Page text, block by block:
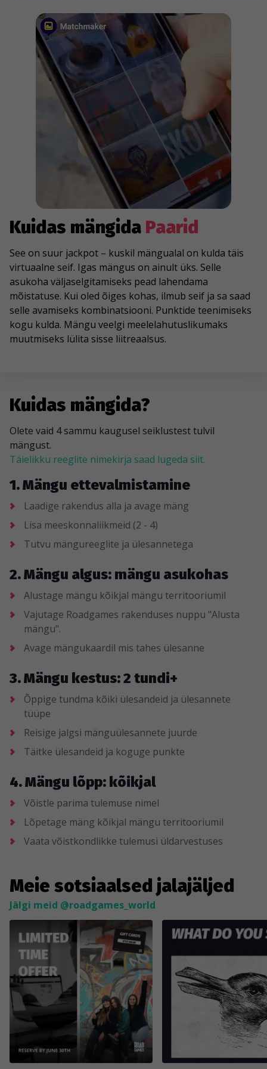
Kuidas mängida Paarid
See on suur jackpot – kuskil mängualal on kulda täis
virtuaalne seif. Igas mängus on ainult üks. Selle
asukoha väljaselgitamiseks pead lahendama
mõistatuse. Kui oled õiges kohas, ilmub seif ja sa saad
selle avamiseks kombinatsiooni. Punktide teenimiseks
kogu kulda. Mängu veelgi meelelahutuslikumaks
muutmiseks lülita sisse liitreaalsus.
Kuidas mängida?
Olete vaid 4 sammu kaugusel seiklustest tulvil
mängust.
Täielikku reeglite nimekirja saad lugeda siit.
1. Mängu ettevalmistamine
Laadige rakendus alla ja avage mäng
Lisa meeskonnaliikmeid (2 - 4)
Tutvu mängureeglite ja ülesannetega
2. Mängu algus: mängu asukohas
Alustage mängu kõikjal mängu territooriumil
Vajutage Roadgames rakenduses nuppu "Alusta
mängu".
Avage mängukaardil mis tahes ülesanne
3. Mängu kestus: 2 tundi+
Õppige tundma kõiki ülesandeid ja ülesannete
tüüpe
Reisige jalgsi mänguülesannete juurde
Täitke ülesandeid ja koguge punkte
4. Mängu lõpp: kõikjal
Võistle parima tulemuse nimel
Lõpetage mäng kõikjal mängu territooriumil
Vaata võistkondlikke tulemusi üldarvestuses
Meie sotsiaalsed jalajäljed
Jälgi meid @roadgames_world